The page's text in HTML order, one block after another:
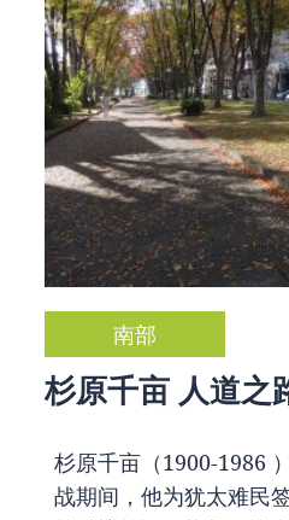
南部
杉原千亩 人道之
杉原千亩（1900-1986
战期间，他为犹太难民